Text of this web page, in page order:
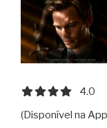
4.0
4.0
(Disponível na